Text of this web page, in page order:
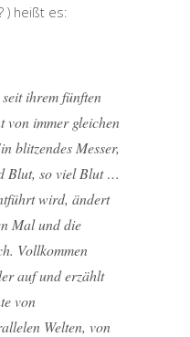
) heißt es:
ihrem fünften
von immer gleichen
blitzendes Messer,
Blut, so viel Blut …
wird, ändert
Mal und die
Vollkommen
auf und erzählt
von
Welten, von